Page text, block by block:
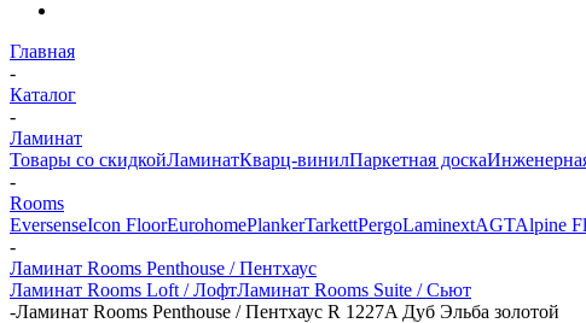
Главная
-
Каталог
-
Ламинат
Товары со скидкойЛаминатКварц-винилПаркетная доска
-
Rooms
EversenseIcon FloorEurohomePlankerTarkettPergoLaminextAGTAlpine
-
Ламинат Rooms Penthouse / Пентхаус
Ламинат Rooms Loft / ЛофтЛаминат Rooms Suite / Сьют
-Ламинат Rooms Penthouse / Пентхаус R 1227A Дуб Эльба золотой